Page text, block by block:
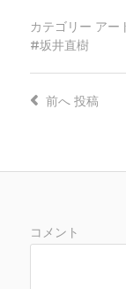
カテゴリー アー
坂井直樹
前へ投稿
コメント